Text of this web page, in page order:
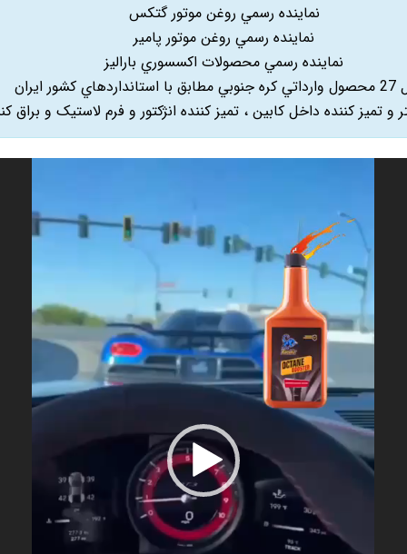
نماينده رسمي روغن موتور گتکس
نماينده رسمي روغن موتور پامير
نماينده رسمي محصولات اکسسوري باراليز
ايران
و تميز کننده داخل کابين ، تميز کننده انژکتور و فرم لاستيک و براق